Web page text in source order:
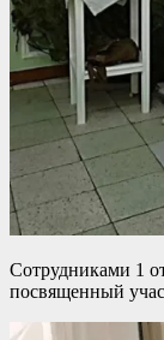
Сотрудниками 1
посвященный